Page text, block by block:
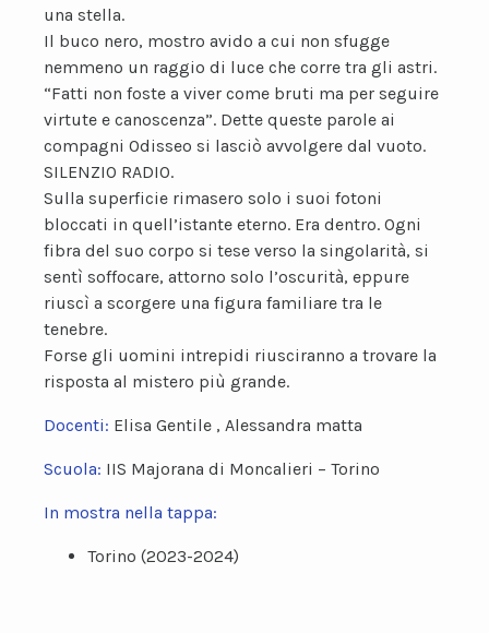
una stella.
Il buco nero, mostro avido a cui non sfugge
nemmeno un raggio di luce che corre tra gli astri.
“Fatti non foste a viver come bruti ma per seguire
virtute e canoscenza”. Dette queste parole ai
compagni Odisseo si lasciò avvolgere dal vuoto.
SILENZIO RADIO.
Sulla superficie rimasero solo i suoi fotoni
bloccati in quell’istante eterno. Era dentro. Ogni
fibra del suo corpo si tese verso la singolarità, si
sentì soffocare, attorno solo l’oscurità, eppure
riuscì a scorgere una figura familiare tra le
tenebre.
Forse gli uomini intrepidi riusciranno a trovare la
risposta al mistero più grande.
Docenti: Elisa Gentile , Alessandra matta
Scuola: IIS Majorana di Moncalieri – Torino
In mostra nella tappa:
Torino (2023-2024)